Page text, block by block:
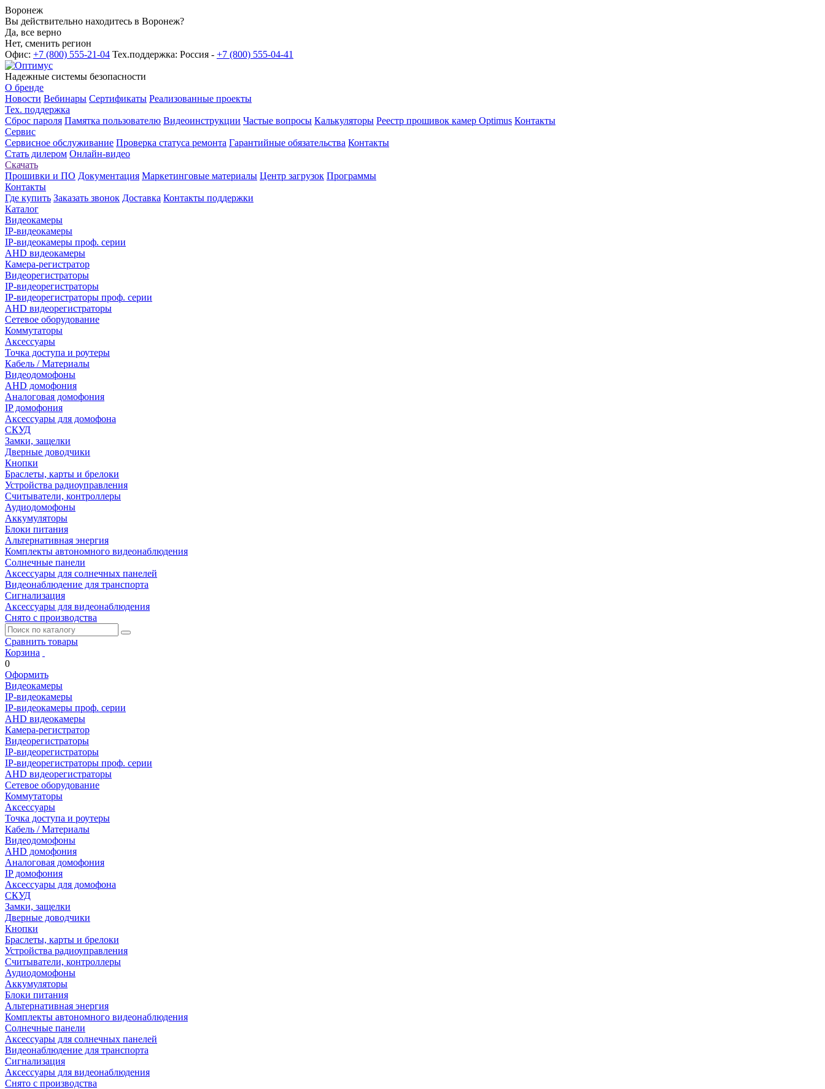
Воронеж
Вы действительно находитесь в Воронеж?
Да, все верно
Нет, сменить регион
Офис: +7 (800) 555-21-04 Тех.поддержка: Россия - +7 (800) 555-04-41
Надежные системы безопасности
О бренде
Новости Вебинары Сертификаты Реализованные проекты
Тех. поддержка
Сброс пароля Памятка пользователю Видеоинструкции Частые вопросы Калькуляторы Реестр прошивок камер Optimus Контакты
Сервис
Сервисное обслуживание Проверка статуса ремонта Гарантийные обязательства Контакты
Стать дилером Онлайн-видео
Скачать
Прошивки и ПО Документация Маркетинговые материалы Центр загрузок Программы
Контакты
Где купить Заказать звонок Доставка Контакты поддержки
Каталог
Видеокамеры
IP-видеокамеры
IP-видеокамеры проф. серии
AHD видеокамеры
Камера-регистратор
Видеорегистраторы
IP-видеорегистраторы
IP-видеорегистраторы проф. серии
AHD видеорегистраторы
Сетевое оборудование
Коммутаторы
Аксессуары
Точка доступа и роутеры
Кабель / Материалы
Видеодомофоны
AHD домофония
Аналоговая домофония
IP домофония
Аксессуары для домофона
СКУД
Замки, защелки
Дверные доводчики
Кнопки
Браслеты, карты и брелоки
Устройства радиоуправления
Считыватели, контроллеры
Аудиодомофоны
Аккумуляторы
Блоки питания
Альтернативная энергия
Комплекты автономного видеонаблюдения
Солнечные панели
Аксессуары для солнечных панелей
Видеонаблюдение для транспорта
Сигнализация
Аксессуары для видеонаблюдения
Снято с производства
Сравнить товары
Корзина
0
Оформить
Видеокамеры
IP-видеокамеры
IP-видеокамеры проф. серии
AHD видеокамеры
Камера-регистратор
Видеорегистраторы
IP-видеорегистраторы
IP-видеорегистраторы проф. серии
AHD видеорегистраторы
Сетевое оборудование
Коммутаторы
Аксессуары
Точка доступа и роутеры
Кабель / Материалы
Видеодомофоны
AHD домофония
Аналоговая домофония
IP домофония
Аксессуары для домофона
СКУД
Замки, защелки
Дверные доводчики
Кнопки
Браслеты, карты и брелоки
Устройства радиоуправления
Считыватели, контроллеры
Аудиодомофоны
Аккумуляторы
Блоки питания
Альтернативная энергия
Комплекты автономного видеонаблюдения
Солнечные панели
Аксессуары для солнечных панелей
Видеонаблюдение для транспорта
Сигнализация
Аксессуары для видеонаблюдения
Снято с производства